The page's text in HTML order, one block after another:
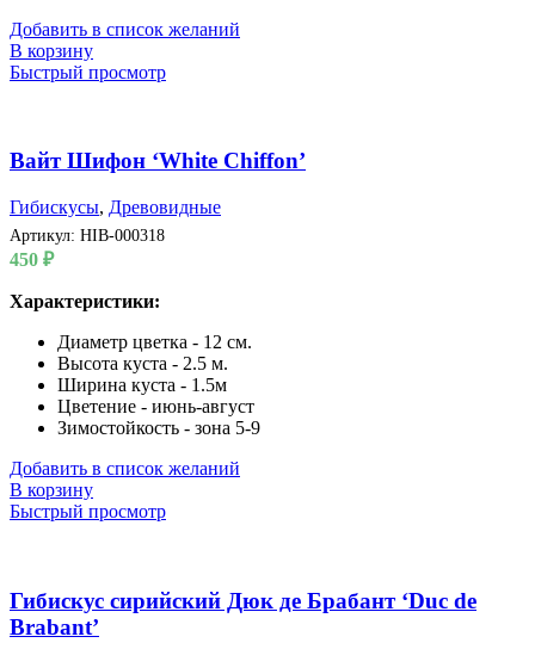
Добавить в список желаний
В корзину
Быстрый просмотр
Вайт Шифон ‘White Chiffon’
Гибискусы, Древовидные
Артикул: HIB-000318
450 ₽
Характеристики:
Диаметр цветка - 12 см.
Высота куста - 2.5 м.
Ширина куста - 1.5м
Цветение - июнь-август
Зимостойкость - зона 5-9
Добавить в список желаний
В корзину
Быстрый просмотр
Гибискус сирийский Дюк де Брабант ‘Duc de
Brabant’